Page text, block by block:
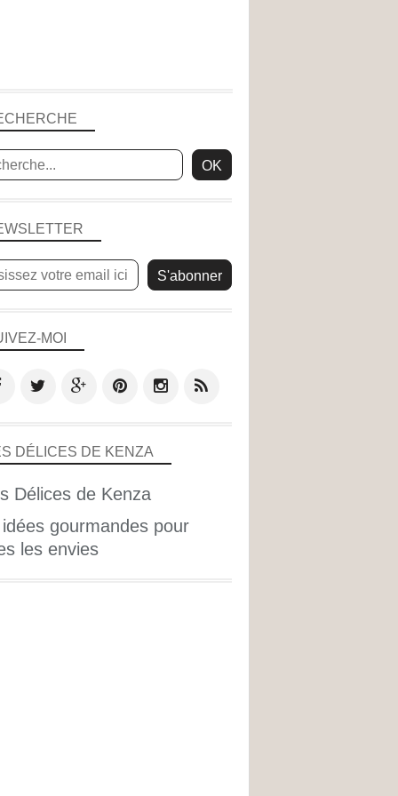
MOI
DÉLICES DE KENZA
gourmandes pour
les envies